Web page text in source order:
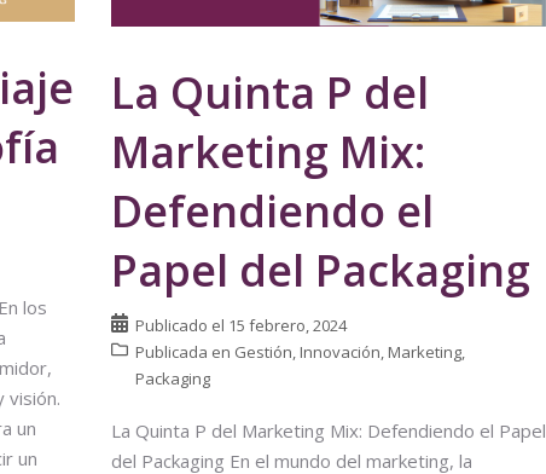
los
visión.
un
un
La Quinta P del
Marketing Mix:
Defendiendo el
Papel del Packaging
Publicado el 15 febrero, 2024
Publicada en Gestión, Innovación, Marketing,
Packaging
La Quinta P del Marketing Mix: Defendiendo el Papel
del Packaging En el mundo del marketing, la